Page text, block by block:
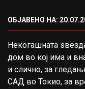
ОБЈАВЕНО НА:
Некогашната
дом во кој има и
и слично, за
САД во Токио, за